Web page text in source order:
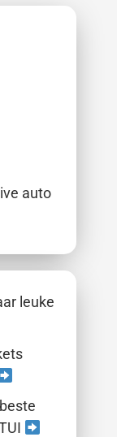
auto
leuke